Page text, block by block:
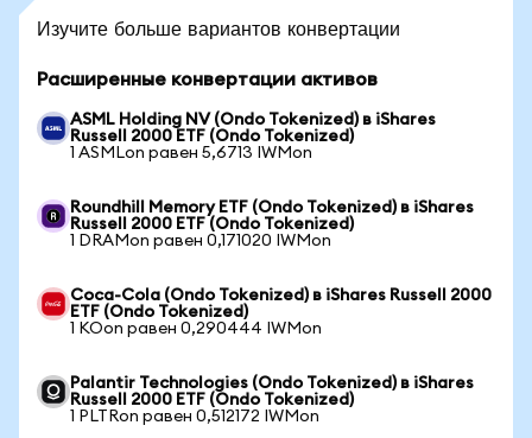
Изучите больше вариантов конвертации
Расширенные конвертации активов
ASML Holding NV (Ondo Tokenized) в iShares
Russell 2000 ETF (Ondo Tokenized)
1 ASMLon равен 5,6713 IWMon
Roundhill Memory ETF (Ondo Tokenized) в iShares
Russell 2000 ETF (Ondo Tokenized)
1 DRAMon равен 0,171020 IWMon
Coca-Cola (Ondo Tokenized) в iShares Russell 2000
ETF (Ondo Tokenized)
1 KOon равен 0,290444 IWMon
Palantir Technologies (Ondo Tokenized) в iShares
Russell 2000 ETF (Ondo Tokenized)
1 PLTRon равен 0,512172 IWMon